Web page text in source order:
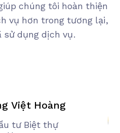
chúng tôi hoàn thiện
vụ hơn trong tương lại,
sử dụng dịch vụ.
Việt Hoàng
tư Biệt thự